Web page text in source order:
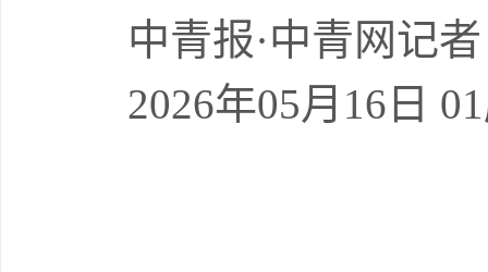
中青报·中青网记者
2026年05月16日